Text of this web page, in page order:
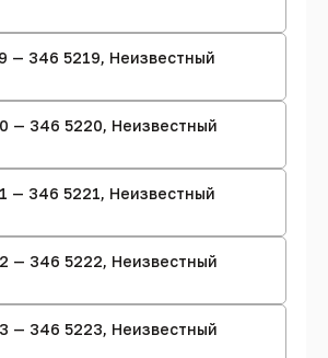
— 346 5219, Неизвестный
— 346 5220, Неизвестный
— 346 5221, Неизвестный
— 346 5222, Неизвестный
— 346 5223, Неизвестный